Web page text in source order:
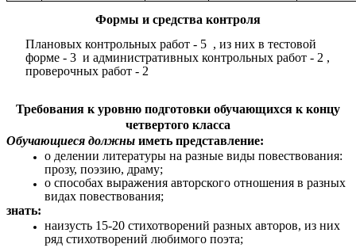
Формы и средства контроля
Плановых контрольных работ - 5 , из них в тестовой
форме - 3 и административных контрольных работ - 2 ,
проверочных работ - 2
Требования к уровню подготовки обучающихся к концу
четвертого класса
Обучающиеся должны иметь представление:
о делении литературы на разные виды повествования:
прозу, поэзию, драму;
о способах выражения авторского отношения в разных
видах повествования;
знать:
наизусть 15-20 стихотворений разных авторов, из них
ряд стихотворений любимого поэта;